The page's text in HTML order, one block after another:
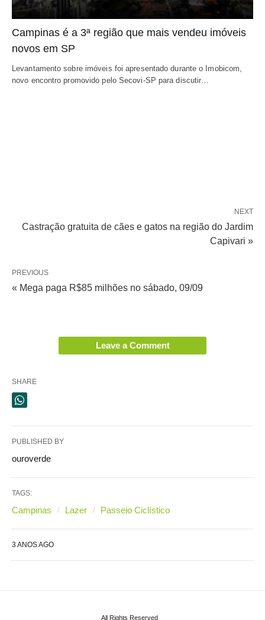
Campinas é a 3ª região que mais vendeu imóveis
novos em SP
Levantamento sobre imóveis foi apresentado durante o Imobicom,
novo encontro promovido pelo Secovi-SP para discutir…
NEXT
Castração gratuita de cães e gatos na região do Jardim
Capivari »
PREVIOUS
« Mega paga R$85 milhões no sábado, 09/09
Leave a Comment
SHARE
PUBLISHED BY
ouroverde
TAGS:
Campinas Lazer Passeio Ciclístico
3 ANOS AGO
All Rights Reserved